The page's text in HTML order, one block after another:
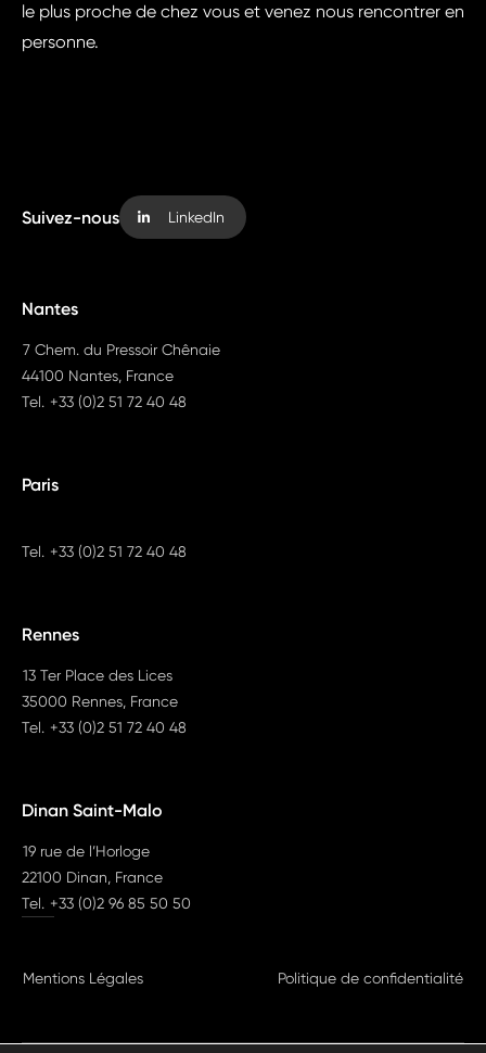
le plus proche de chez vous et venez nous rencontrer en
personne.
Suivez-nous LinkedIn
Mentions Légales Politique de confidentialité
Nantes
7 Chem. du Pressoir Chênaie
44100 Nantes, France
Tel. +33 (0)2 51 72 40 48
Paris
Tel. +33 (0)2 51 72 40 48
Rennes
13 Ter Place des Lices
35000 Rennes, France
Tel. +33 (0)2 51 72 40 48
Dinan Saint-Malo
19 rue de l’Horloge
22100 Dinan, France
Tel. +33 (0)2 96 85 50 50